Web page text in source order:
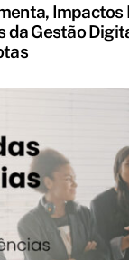
Impactos
da Gestão